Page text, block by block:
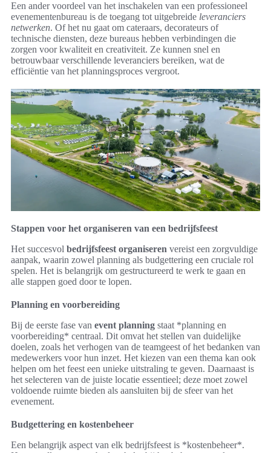
Een ander voordeel van het inschakelen van een professioneel
evenementenbureau is de toegang tot uitgebreide leveranciers
netwerken. Of het nu gaat om cateraars, decorateurs of
technische diensten, deze bureaus hebben verbindingen die
zorgen voor kwaliteit en creativiteit. Ze kunnen snel en
betrouwbaar verschillende leveranciers bereiken, wat de
efficiëntie van het planningsproces vergroot.
Stappen voor het organiseren van een bedrijfsfeest
Het succesvol bedrijfsfeest organiseren vereist een zorgvuldige
aanpak, waarin zowel planning als budgettering een cruciale rol
spelen. Het is belangrijk om gestructureerd te werk te gaan en
alle stappen goed door te lopen.
Planning en voorbereiding
Bij de eerste fase van event planning staat *planning en
voorbereiding* centraal. Dit omvat het stellen van duidelijke
doelen, zoals het verhogen van de teamgeest of het bedanken van
medewerkers voor hun inzet. Het kiezen van een thema kan ook
helpen om het feest een unieke uitstraling te geven. Daarnaast is
het selecteren van de juiste locatie essentieel; deze moet zowel
voldoende ruimte bieden als aansluiten bij de sfeer van het
evenement.
Budgettering en kostenbeheer
Een belangrijk aspect van elk bedrijfsfeest is *kostenbeheer*.